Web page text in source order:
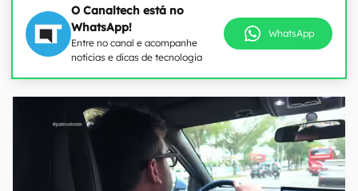
O Canaltech está no
WhatsApp!
Entre no canal e acompanhe
notícias e dicas de tecnologia
WhatsApp